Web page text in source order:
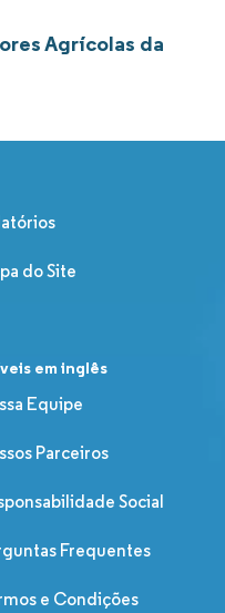
Agrícolas da
do Site
em inglês
Equipe
Parceiros
Social
Frequentes
e Condições